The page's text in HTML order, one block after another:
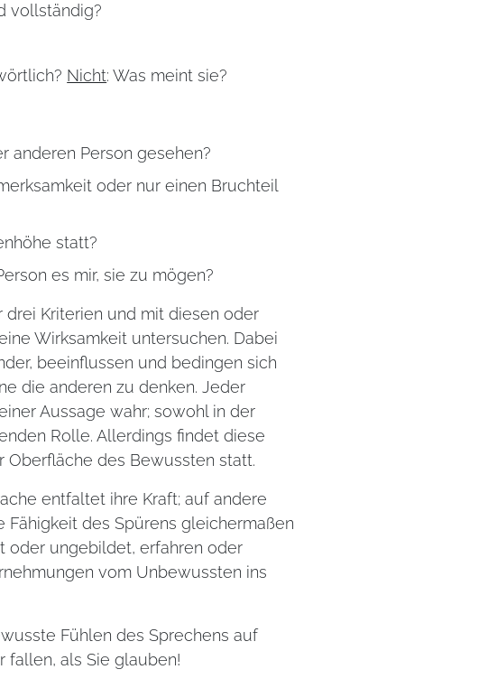
vollständig?
Nicht: Was meint sie?
anderen Person gesehen?
oder nur einen Bruchteil
statt?
es mir, sie zu mögen?
drei Kriterien und mit diesen oder
Wirksamkeit untersuchen. Dabei
beeinflussen und bedingen sich
die anderen zu denken. Jeder
Aussage wahr; sowohl in der
Rolle. Allerdings findet diese
Oberfläche des Bewussten statt.
entfaltet ihre Kraft; auf andere
des Spürens gleichermaßen
oder ungebildet, erfahren oder
vom Unbewussten ins
Fühlen des Sprechens auf
fallen, als Sie glauben!